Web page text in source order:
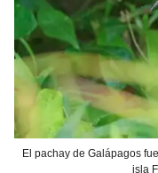
El pachay de Galápagos
isla